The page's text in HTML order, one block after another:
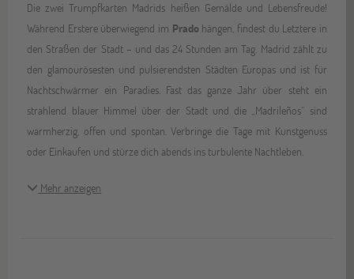
Die zwei Trumpfkarten Madrids heißen Gemälde und Lebensfreude!
Während Erstere überwiegend im Pradohängen, findest du Letztere in
den Straßen der Stadt – und das 24 Stunden am Tag. Madrid zählt zu
den glamourösesten und pulsierendsten Städten Europas und ist für
Nachtschwärmer ein Paradies. Fast das ganze Jahr über steht ein
strahlend blauer Himmel über der Stadt und die „Madrileños“ sind
warmherzig, offen und spontan. Verbringe die Tage mit Kunstgenuss
oder Einkaufen und stürze dich abends ins turbulente Nachtleben.
Mehr anzeigen